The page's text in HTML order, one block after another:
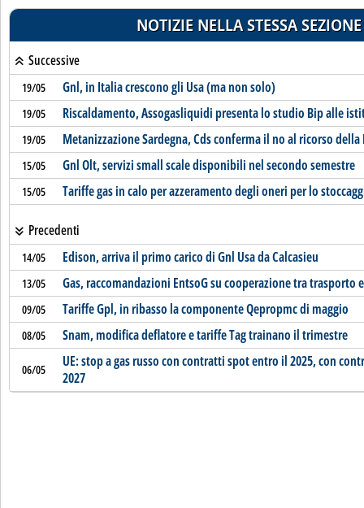
NOTIZIE NELLA STESSA SEZIONE
Successive
19/05 Gnl, in Italia crescono gli Usa (ma non solo)
19/05 Riscaldamento, Assogasliquidi presenta lo studio Bip alle
19/05 Metanizzazione Sardegna, Cds conferma il no al ricorso della
15/05 Gnl Olt, servizi small scale disponibili nel secondo semestre
15/05 Tariffe gas in calo per azzeramento degli oneri per lo
Precedenti
14/05 Edison, arriva il primo carico di Gnl Usa da Calcasieu
13/05 Gas, raccomandazioni EntsoG su cooperazione tra trasporto
09/05 Tariffe Gpl, in ribasso la componente Qepropmc di maggio
08/05 Snam, modifica deflatore e tariffe Tag trainano il trimestre
06/05
UE: stop a gas russo con contratti spot entro il 2025, con
2027